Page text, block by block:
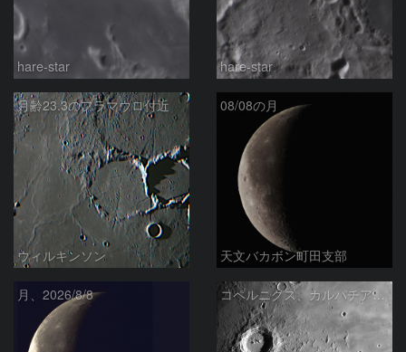
hare-star hare-star
月齢23.3のフラマウロ付近
ウィルキンソン
08/08の月
天文バカボン町田支部
月、2026/8/8 コペルニクス、カルパチア山脈付近